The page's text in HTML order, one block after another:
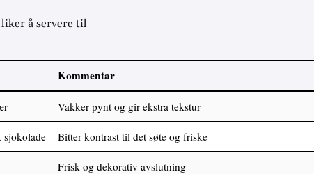
å servere til
Kommentar
Vakker pynt og gir ekstra tekstur
sjokolade Bitter kontrast til det søte og friske
Frisk og dekorativ avslutning